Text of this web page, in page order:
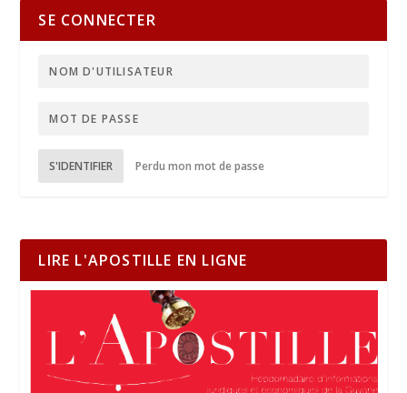
SE CONNECTER
S'IDENTIFIER Perdu mon mot de passe
LIRE L'APOSTILLE EN LIGNE